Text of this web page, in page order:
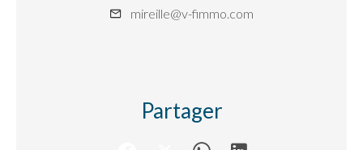
mireille@v-fimmo.com
Partager